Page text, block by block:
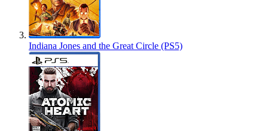
Indiana Jones and the Great Circle (PS5)